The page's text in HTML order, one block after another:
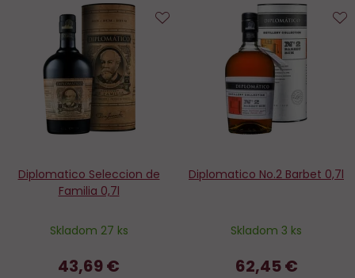
Diplomatico Seleccion de
Familia 0,7l
Skladom 27 ks
43,69 €
obľúbených
Diplomatico No.2 Barbet 0,7l
Skladom 3 ks
62,45 €